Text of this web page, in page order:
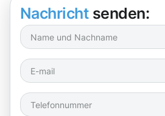
Nachricht senden: